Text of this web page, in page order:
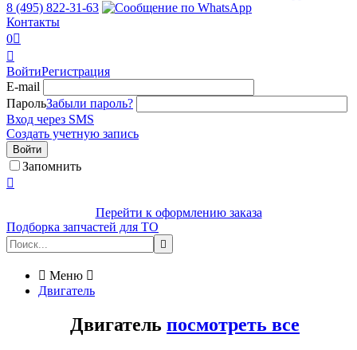
8 (495) 822-31-63
Контакты
0

ВойтиРегистрация
E-mail
ПарольЗабыли пароль?
Вход через SMS
Создать учетную запись
Войти
Запомнить

Перейти к оформлению заказа
Подборка запчастей для ТО

 Меню 
Двигатель
Двигатель посмотреть все